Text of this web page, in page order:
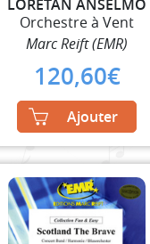
LORETAN ANSELMO
Orchestre à Vent
Marc Reift (EMR)
120,60€
Ajouter